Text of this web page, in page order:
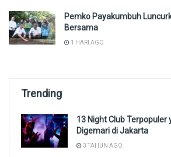
Pemko Payakumbuh
Bersama
1 HARI AGO
Trending
13 Night Club Terpopuler
Digemari di Jakarta
3 TAHUN AGO